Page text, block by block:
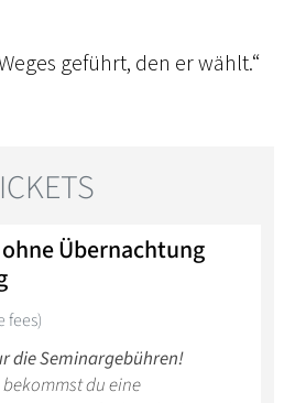
geführt, den er wählt.“